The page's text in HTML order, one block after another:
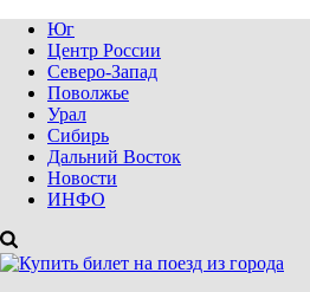
Юг
Центр России
Северо-Запад
Поволжье
Урал
Сибирь
Дальний Восток
Новости
ИНФО